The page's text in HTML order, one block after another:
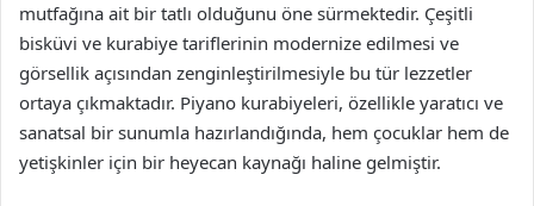
mutfağına ait bir tatlı olduğunu öne sürmektedir. Çeşitli
bisküvi ve kurabiye tariflerinin modernize edilmesi ve
görsellik açısından zenginleştirilmesiyle bu tür lezzetler
ortaya çıkmaktadır. Piyano kurabiyeleri, özellikle yaratıcı ve
sanatsal bir sunumla hazırlandığında, hem çocuklar hem de
yetişkinler için bir heyecan kaynağı haline gelmiştir.